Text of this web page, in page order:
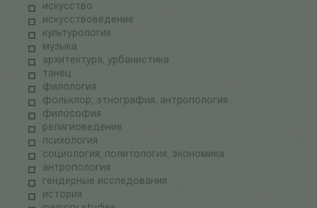
искусство
искусствоведение
культурология
музыка
архитектура, урбанистика
танец
филология
фольклор, этнография, антропология
философия
религиоведение
психология
социология, политология, экономика
антропология
гендерные исследования
история